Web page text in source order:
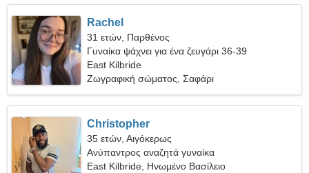
Rachel
31 ετών, Παρθένος
Γυναίκα ψάχνει για ένα ζευγάρι 36-39
East Kilbride
Ζωγραφική σώματος, Σαφάρι
Christopher
35 ετών, Αιγόκερως
Ανύπαντρος αναζητά γυναίκα
East Kilbride, Ηνωμένο Βασίλειο